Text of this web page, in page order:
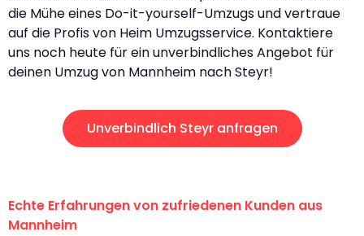
die Mühe eines Do-it-yourself-Umzugs und vertraue
auf die Profis von Heim Umzugsservice. Kontaktiere
uns noch heute für ein unverbindliches Angebot für
deinen Umzug von Mannheim nach Steyr!
Unverbindlich Steyr anfragen
Echte Erfahrungen von zufriedenen Kunden aus
Mannheim